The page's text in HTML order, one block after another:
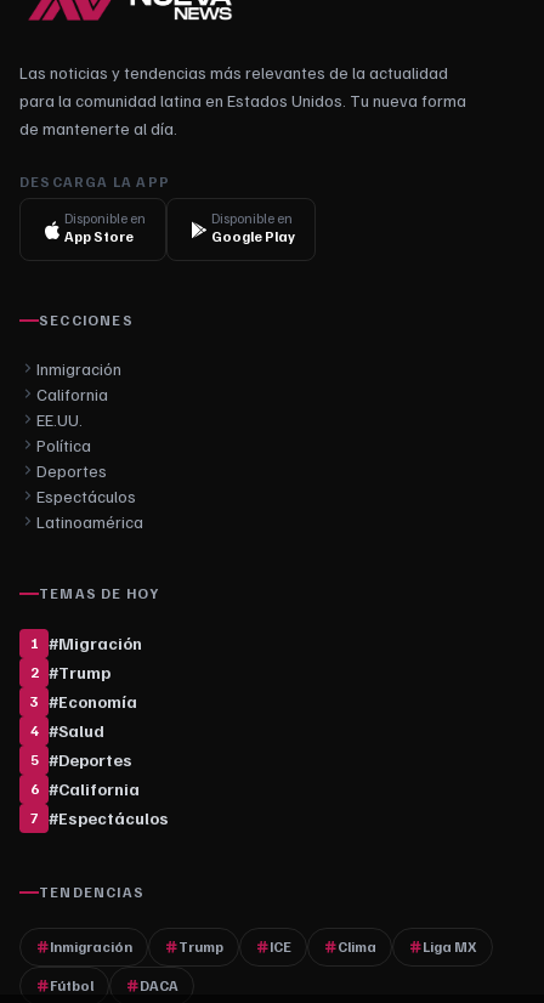
Las noticias y tendencias más relevantes de la actualidad
para la comunidad latina en Estados Unidos. Tu nueva forma
de mantenerte al día.
DESCARGA LA APP
Disponible en
App Store
Disponible en
Google Play
SECCIONES
Inmigración
California
EE.UU.
Política
Deportes
Espectáculos
Latinoamérica
TEMAS DE HOY
1 #Migración
2 #Trump
3 #Economía
4 #Salud
5 #Deportes
6 #California
7 #Espectáculos
TENDENCIAS
Inmigración Trump ICE Clima Liga MX
Fútbol DACA